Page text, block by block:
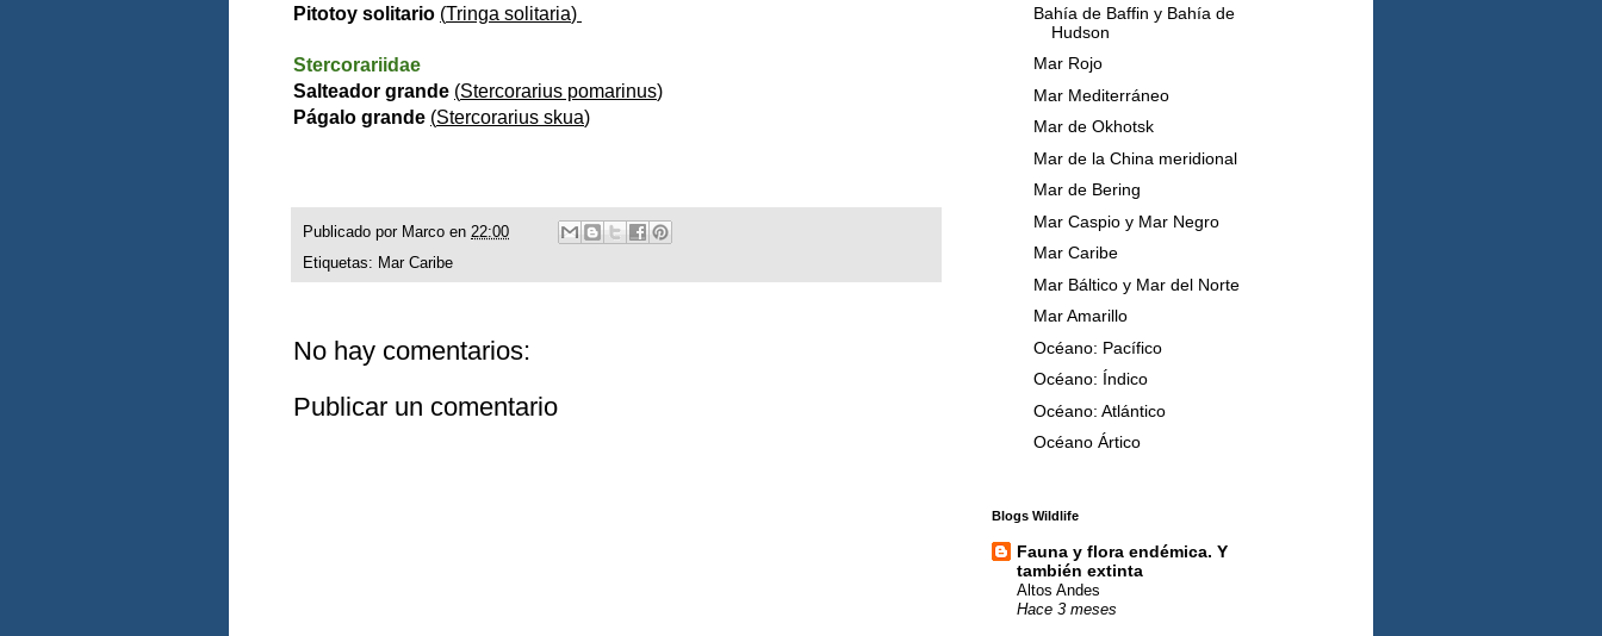
Pitotoy solitario (Tringa solitaria)
Stercorariidae
Salteador grande (Stercorarius pomarinus)
Págalo grande (Stercorarius skua)
Publicado por Marco en 22:00
Etiquetas: Mar Caribe
No hay comentarios:
Publicar un comentario
Bahía de Baffin y Bahía de
Hudson
Mar Rojo
Mar Mediterráneo
Mar de Okhotsk
Mar de la China meridional
Mar de Bering
Mar Caspio y Mar Negro
Mar Caribe
Mar Báltico y Mar del Norte
Mar Amarillo
Océano: Pacífico
Océano: Índico
Océano: Atlántico
Océano Ártico
Blogs Wildlife
Fauna y flora endémica. Y
también extinta
Altos Andes
Hace 3 meses